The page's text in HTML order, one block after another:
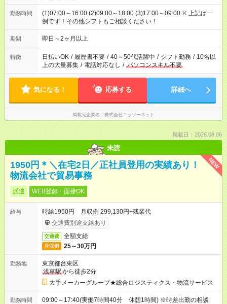
勤務時間
(1)07:00～16:00 (2)09:00～18:00 (3)17:00～09:00 ※ 上記は一
例です！その他シフトもご相談ください！
期間 即日～2ヶ月以上
特徴 日払いOK / 履歴書不要 / 40～50代活躍中 / シフト勤務 / 10名以
上の大量募集 / 電話対応なし / パソコンスキル不要
気になる！ 応募する 詳細へ
掲載元企業名 株式会社ニッソーネット
掲載日：2026.08.06
未読
NEW
1950円＊＼在宅2日／正社員登用の実績あり！
物流会社で貿易事務
派遣 WEB登録・面接OK
給与
時給1950円 月収例 299,130円+残業代
交通費別途支給あり
交通費 全額支給
月収例 25～30万円
勤務地
東京都台東区
浅草駅から徒歩2分
大手メーカーグループ★総合ロジスティクス・物流サービス
勤務時間
09:00～17:40(実働7時間40分 休憩1時間) ※時差出勤の相談